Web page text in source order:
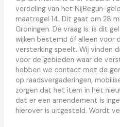
verdeling van het NijBegun-
maatregel 14. Dit gaat om 28
Groningen. De vraag is: is dit
wijken bestemd óf alleen voor
versterking speelt. Wij vinden
voor de gebieden waar de
hebben we contact met de
op raadsvergaderingen,
zorgen dat het item in het
dat er een amendement is
hierover is uitgesteld. Wordt